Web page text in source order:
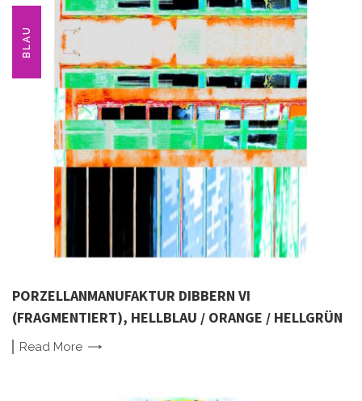
BLAU
PORZELLANMANUFAKTUR DIBBERN VI
(FRAGMENTIERT), HELLBLAU / ORANGE / HELLGRÜN
Read More